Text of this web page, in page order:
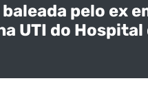
pelo ex
UTI do Hospital